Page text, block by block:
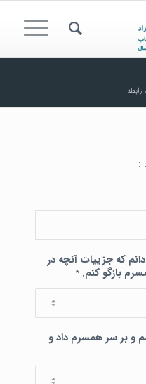
:
که جزيیات آنچه در
بازگو کنم. *
و بر سر همسرم داد و